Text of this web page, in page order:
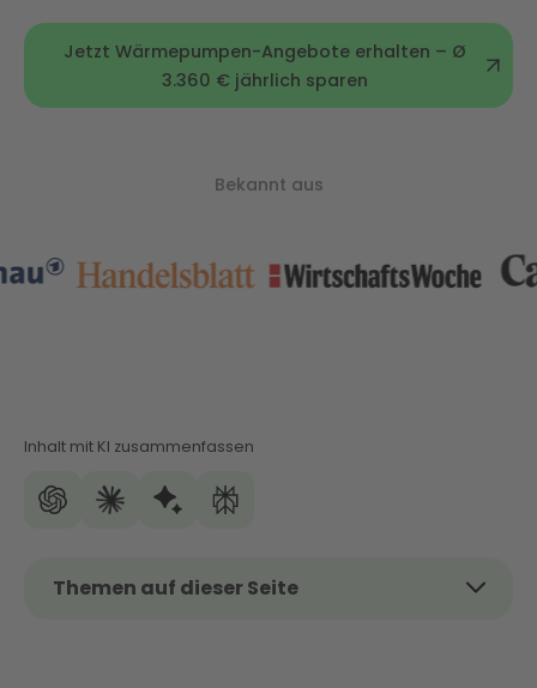
Jetzt Wärmepumpen-Angebote erhalten – Ø
3.360 € jährlich sparen
Bekannt aus
Inhalt mit KI zusammenfassen
Themen auf dieser Seite